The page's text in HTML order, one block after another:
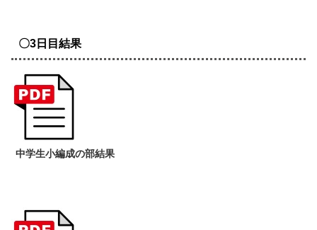
〇3日目結果
中学生小編成の部結果